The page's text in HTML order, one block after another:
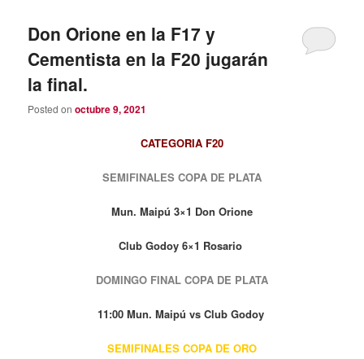
Don Orione en la F17 y
Cementista en la F20 jugarán
la final.
Posted onoctubre 9, 2021
CATEGORIA F20
SEMIFINALES COPA DE PLATA
Mun. Maipú 3×1 Don Orione
Club Godoy 6×1 Rosario
DOMINGO FINAL COPA DE PLATA
11:00 Mun. Maipú vs Club Godoy
SEMIFINALES COPA DE ORO